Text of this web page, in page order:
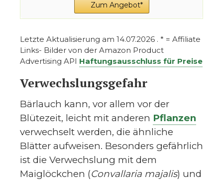
Zum Angebot*
Letzte Aktualisierung am 14.07.2026 . * = Affiliate
Links- Bilder von der Amazon Product
Advertising API Haftungsausschluss für Preise
Verwechslungsgefahr
Bärlauch kann, vor allem vor der
Blütezeit, leicht mit anderen Pflanzen
verwechselt werden, die ähnliche
Blätter aufweisen. Besonders gefährlich
ist die Verwechslung mit dem
Maiglöckchen (Convallaria majalis) und